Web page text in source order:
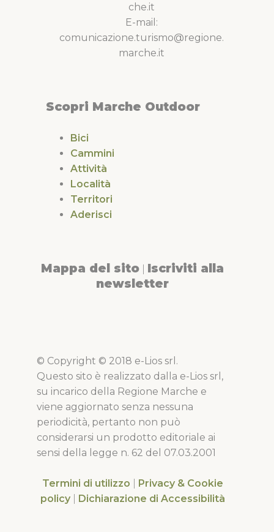
che.it
E-mail:
comunicazione.turismo@regione.
marche.it
Scopri Marche Outdoor
Bici
Cammini
Attività
Località
Territori
Aderisci
Mappa del sito Iscriviti alla
newsletter
© Copyright © 2018 e-Lios srl.
Questo sito è realizzato dalla e-Lios srl,
su incarico della Regione Marche e
viene aggiornato senza nessuna
periodicità, pertanto non può
considerarsi un prodotto editoriale ai
sensi della legge n. 62 del 07.03.2001
Termini di utilizzo
Privacy & Cookie
policy
Dichiarazione di Accessibilità